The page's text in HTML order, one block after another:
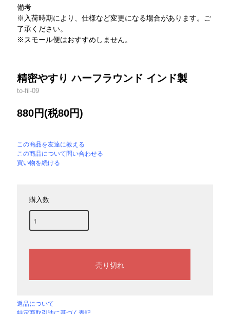
備考
※入荷時期により、仕様など変更になる場合があります。ご
了承ください。
※スモール便はおすすめしません。
精密やすり ハーフラウンド インド製
to-fil-09
880円(税80円)
この商品を友達に教える
この商品について問い合わせる
買い物を続ける
購入数
返品について